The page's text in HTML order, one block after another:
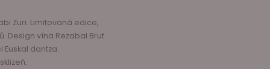
Zuri. Limitovaná edice,
Design vína Rezabal Brut
dantza.